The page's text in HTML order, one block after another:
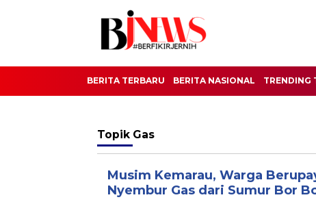
BERITA TERBARU BERITA NASIONAL TRENDING
Topik Gas
Musim Kemarau, Warga
Nyembur Gas dari Sumur Bor